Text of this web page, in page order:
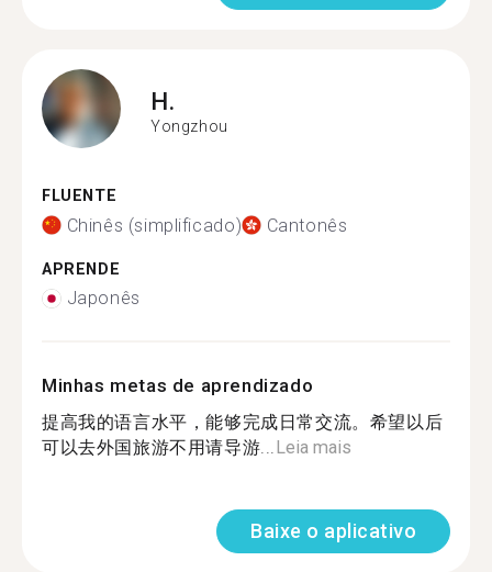
H.
Yongzhou
FLUENTE
Chinês (simplificado) Cantonês
APRENDE
Japonês
Minhas metas de aprendizado
提高我的语言水平，能够完成日常交流。希望以后
可以去外国旅游不用请导游...Leia mais
Baixe o aplicativo